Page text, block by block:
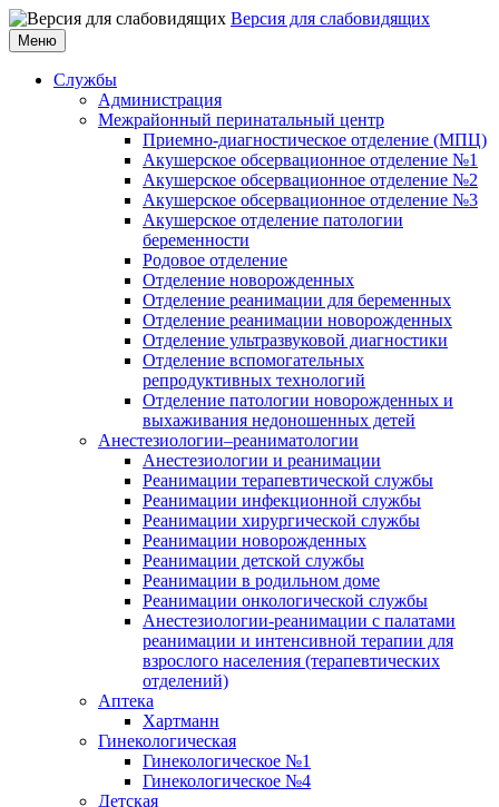
Версия для слабовидящих
Меню
Службы
Администрация
Межрайонный перинатальный центр
Приемно-диагностическое отделение (МПЦ)
Акушерское обсервационное отделение №1
Акушерское обсервационное отделение №2
Акушерское обсервационное отделение №3
Акушерское отделение патологии
беременности
Родовое отделение
Отделение новорожденных
Отделение реанимации для беременных
Отделение реанимации новорожденных
Отделение ультразвуковой диагностики
Отделение вспомогательных
репродуктивных технологий
Отделение патологии новорожденных и
выхаживания недоношенных детей
Анестезиологии–реаниматологии
Анестезиологии и реанимации
Реанимации терапевтической службы
Реанимации инфекционной службы
Реанимации хирургической службы
Реанимации новорожденных
Реанимации детской службы
Реанимации в родильном доме
Реанимации онкологической службы
Анестезиологии-реанимации с палатами
реанимации и интенсивной терапии для
взрослого населения (терапевтических
отделений)
Аптека
Хартманн
Гинекологическая
Гинекологическое №1
Гинекологическое №4
Детская